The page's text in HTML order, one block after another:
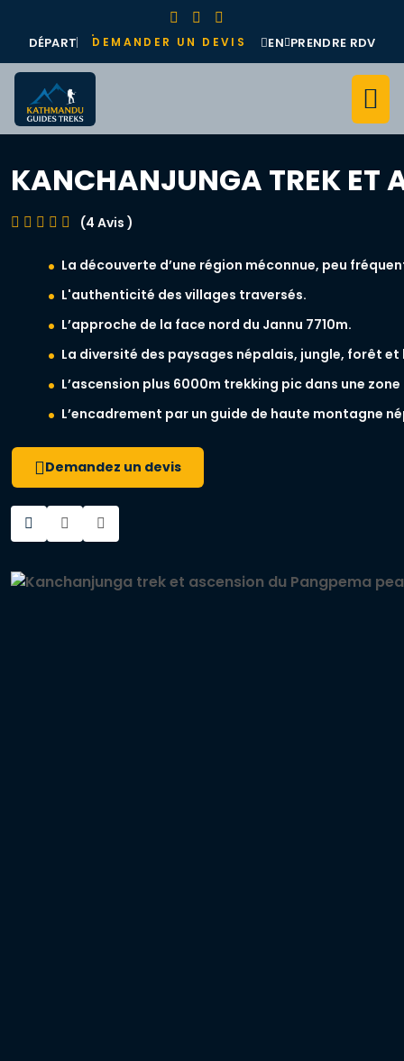
DÉPART DEMANDER UN DEVIS EN PRENDRE RDV
KANCHANJUNGA TREK ET
(4 Avis )
La découverte d’une région méconnue, peu
L'authenticité des villages traversés.
L’approche de la face nord du Jannu 7710m.
La diversité des paysages népalais, jungle, forêt
L’ascension plus 6000m trekking pic dans une
L’encadrement par un guide de haute montagne
Demandez un devis